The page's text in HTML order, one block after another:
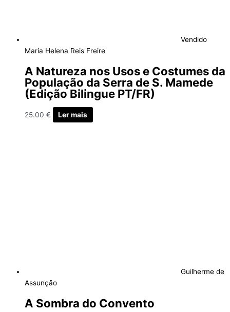
Vendido
Maria Helena Reis Freire
A Natureza nos Usos e Costumes da
População da Serra de S. Mamede
(Edição Bilingue PT/FR)
25.00 € Ler mais
Guilherme de
Assunção
A Sombra do Convento